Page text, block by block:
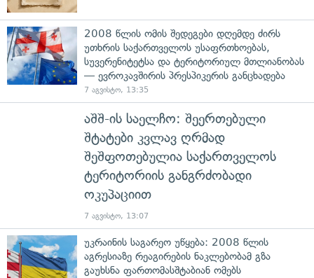
2008 წლის ომის შედეგები დღემდე ძირს
უთხრის საქართველოს უსაფრთხოებას,
სუვერენიტეტსა და ტერიტორიულ მთლიანობას
— ევროკავშირის პრესპიკერის განცხადება
7 აგვისტო, 13:35
აშშ-ის საელჩო: შეერთებული
შტატები კვლავ ღრმად
შეშფოთებულია საქართველოს
ტერიტორიის განგრძობადი
ოკუპაციით
7 აგვისტო, 13:07
უკრაინის საგარეო უწყება: 2008 წლის
აგრესიაზე რეაგირების ნაკლებობამ გზა
გაუხსნა ფართომასშტაბიან ომებს